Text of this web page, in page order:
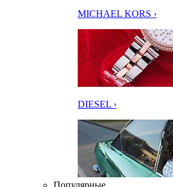
MICHAEL KORS ›
DIESEL ›
Популярные